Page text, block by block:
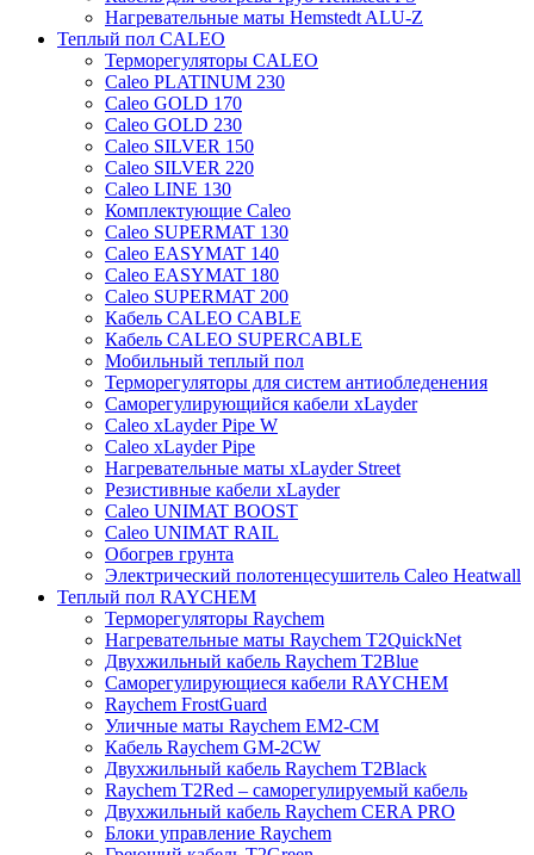
Нагревательные маты Hemstedt ALU-Z
Теплый пол CALEO
Терморегуляторы CALEO
Caleo PLATINUM 230
Caleo GOLD 170
Caleo GOLD 230
Caleo SILVER 150
Caleo SILVER 220
Caleo LINE 130
Комплектующие Caleo
Caleo SUPERMAT 130
Caleo EASYMAT 140
Caleo EASYMAT 180
Caleo SUPERMAT 200
Кабель CALEO CABLE
Кабель CALEO SUPERCABLE
Мобильный теплый пол
Терморегуляторы для систем антиобледенения
Саморегулирующийся кабели xLayder
Caleo xLayder Pipe W
Caleo xLayder Pipe
Нагревательные маты xLayder Street
Резистивные кабели xLayder
Caleo UNIMAT BOOST
Caleo UNIMAT RAIL
Обогрев грунта
Электрический полотенцесушитель Caleo Heatwall
Теплый пол RAYCHEM
Терморегуляторы Raychem
Нагревательные маты Raychem T2QuickNet
Двухжильный кабель Raychem T2Blue
Саморегулирующиеся кабели RAYCHEM
Raychem FrostGuard
Уличные маты Raychem EM2-CM
Кабель Raychem GM-2CW
Двухжильный кабель Raychem T2Black
Raychem T2Red – саморегулируемый кабель
Двухжильный кабель Raychem CERA PRO
Блоки управление Raychem